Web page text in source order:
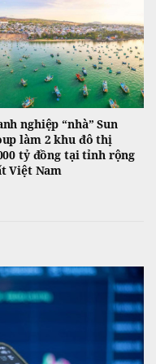
nghiệp “nhà” Sun
làm 2 khu đô thị
tỷ đồng tại tỉnh rộng
Việt Nam